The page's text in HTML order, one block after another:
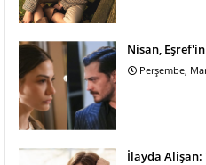
Nisan,
Perşembe,
İlayda